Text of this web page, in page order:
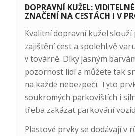
DOPRAVNÍ KUŽEL:
ZNAČENÍ NA CESTÁCH I V
Kvalitní dopravní kužel slouží
zajištění cest a spolehlivě
v továrně. Díky jasným
pozornost lidí a můžete tak
na každé nebezpečí. Tyto
soukromých parkovištích i
třeba zakázat parkování
Plastové prvky se dodávají v